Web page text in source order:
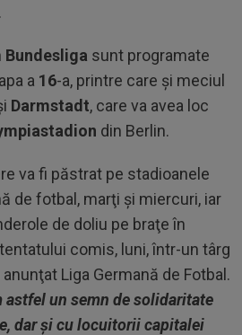
Bundesliga sunt programate
a 16-a, printre care şi meciul
Darmstadt, care va avea loc
din Berlin.
va fi păstrat pe stadioanele
de fotbal, marţi şi miercuri, iar
de doliu pe braţe în
comis, luni, într-un târg
Liga Germană de Fotbal.
astfel un semn de solidaritate
dar şi cu locuitorii capitalei